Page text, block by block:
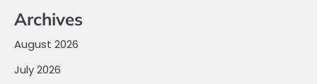
Archives
August 2026
July 2026